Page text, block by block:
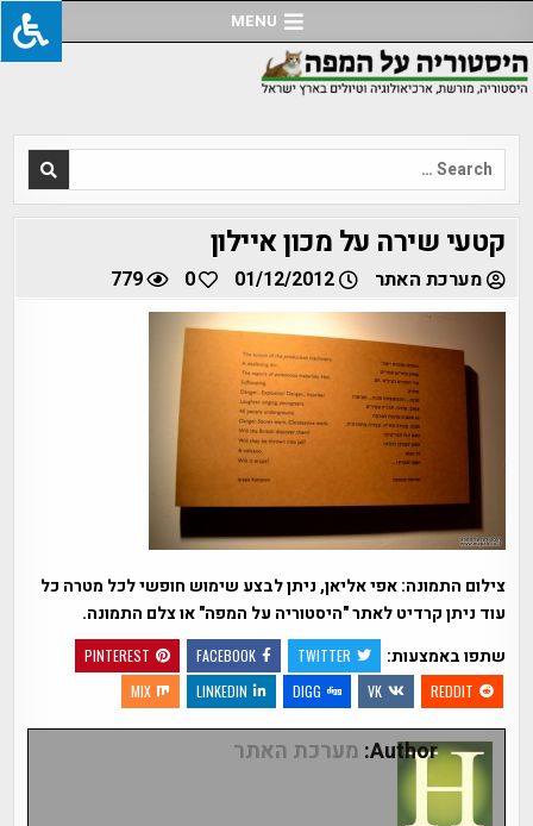
to
content
MENU
Search
for:
קטעי שירה על מכון איילון
מערכת האתר 01/12/2012
0
779
צילום התמונה: אפי אליאן, ניתן לבצע שימוש חופשי לכל מטרה כל
עוד ניתן קרדיט לאתר "היסטוריה על המפה" או צלם התמונה.
שתפו באמצעות:
TWITTER
FACEBOOK
PINTEREST
REDDIT
VK
DIGG
LINKEDIN
MIX
Author: מערכת האתר